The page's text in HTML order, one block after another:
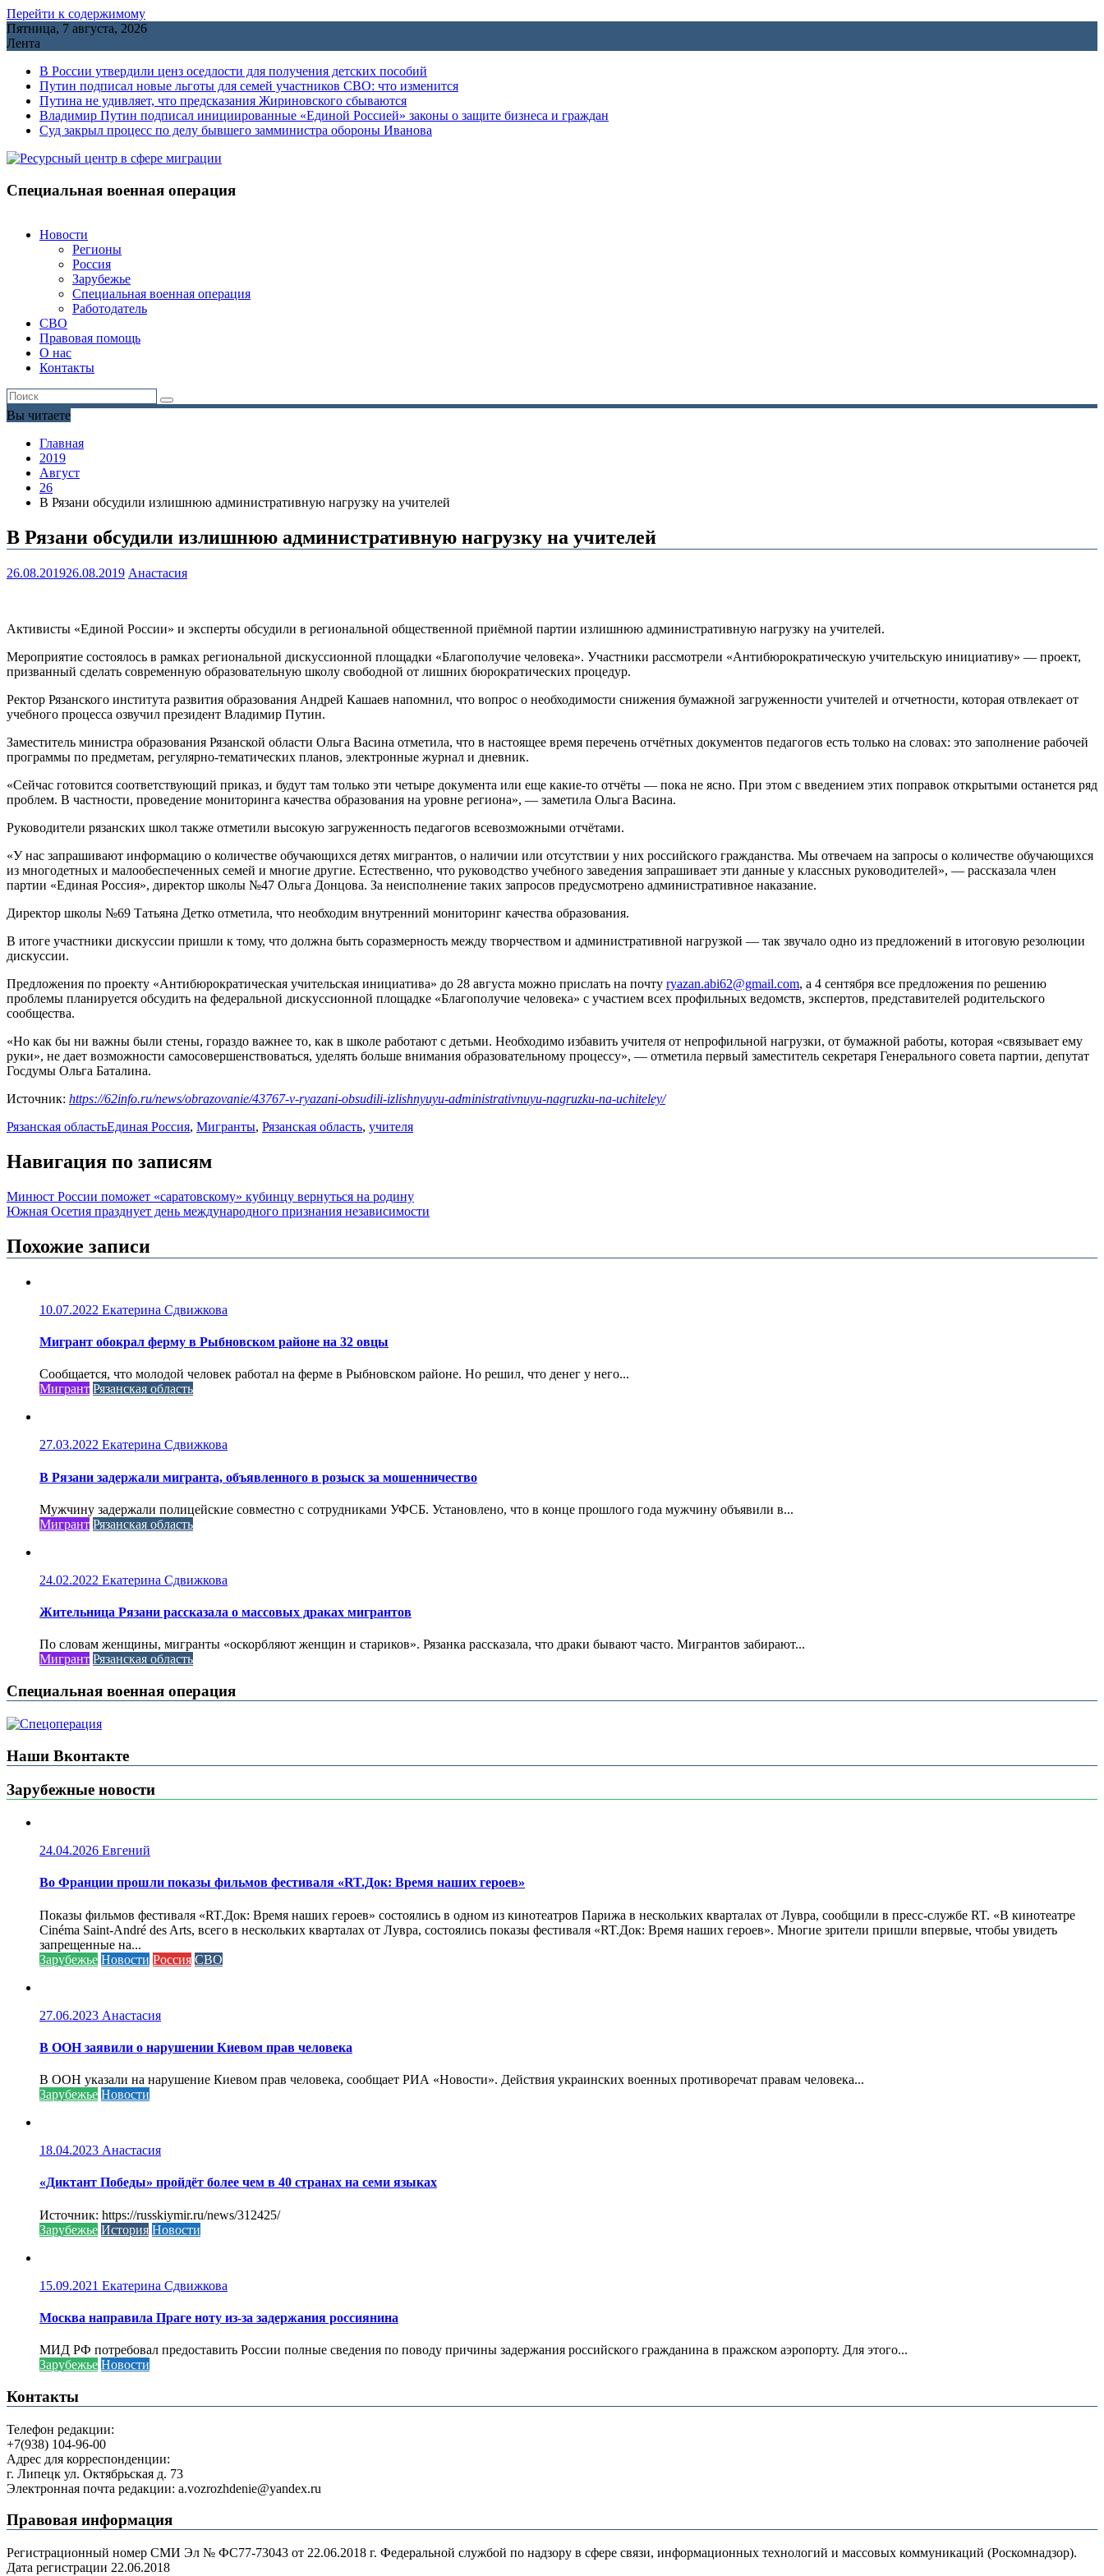
Перейти к содержимому
Пятница, 7 августа, 2026
Лента
В России утвердили ценз оседлости для получения детских пособий
Путин подписал новые льготы для семей участников СВО: что изменится
Путина не удивляет, что предсказания Жириновского сбываются
Владимир Путин подписал инициированные «Единой Россией» законы о защите бизнеса и граждан
Cуд закрыл процесс по делу бывшего замминистра обороны Иванова
Специальная военная операция
Новости
Регионы
Россия
Зарубежье
Специальная военная операция
Работодатель
СВО
Правовая помощь
О нас
Контакты
Вы читаете
Главная
2019
Август
26
В Рязани обсудили излишнюю административную нагрузку на учителей
В Рязани обсудили излишнюю административную нагрузку на учителей
26.08.201926.08.2019 Анастасия
Активисты «Единой России» и эксперты обсудили в региональной общественной приёмной партии излишнюю административную нагрузку на учителей.
Мероприятие состоялось в рамках региональной дискуссионной площадки «Благополучие человека». Участники рассмотрели «Антибюрократическую учительскую инициативу» — проект,
призванный сделать современную образовательную школу свободной от лишних бюрократических процедур.
Ректор Рязанского института развития образования Андрей Кашаев напомнил, что вопрос о необходимости снижения бумажной загруженности учителей и отчетности, которая отвлекает от
учебного процесса озвучил президент Владимир Путин.
Заместитель министра образования Рязанской области Ольга Васина отметила, что в настоящее время перечень отчётных документов педагогов есть только на словах: это заполнение рабочей
программы по предметам, регулярно-тематических планов, электронные журнал и дневник.
«Сейчас готовится соответствующий приказ, и будут там только эти четыре документа или еще какие-то отчёты — пока не ясно. При этом с введением этих поправок открытыми останется ряд
проблем. В частности, проведение мониторинга качества образования на уровне региона», — заметила Ольга Васина.
Руководители рязанских школ также отметили высокую загруженность педагогов всевозможными отчётами.
«У нас запрашивают информацию о количестве обучающихся детях мигрантов, о наличии или отсутствии у них российского гражданства. Мы отвечаем на запросы о количестве обучающихся
из многодетных и малообеспеченных семей и многие другие. Естественно, что руководство учебного заведения запрашивает эти данные у классных руководителей», — рассказала член
партии «Единая Россия», директор школы №47 Ольга Донцова. За неисполнение таких запросов предусмотрено административное наказание.
Директор школы №69 Татьяна Детко отметила, что необходим внутренний мониторинг качества образования.
В итоге участники дискуссии пришли к тому, что должна быть соразмерность между творчеством и административной нагрузкой — так звучало одно из предложений в итоговую резолюции
дискуссии.
Предложения по проекту «Антибюрократическая учительская инициатива» до 28 августа можно прислать на почту ryazan.abi62@gmail.com, а 4 сентября все предложения по решению
проблемы планируется обсудить на федеральной дискуссионной площадке «Благополучие человека» с участием всех профильных ведомств, экспертов, представителей родительского
сообщества.
«Но как бы ни важны были стены, гораздо важнее то, как в школе работают с детьми. Необходимо избавить учителя от непрофильной нагрузки, от бумажной работы, которая «связывает ему
руки», не дает возможности самосовершенствоваться, уделять больше внимания образовательному процессу», — отметила первый заместитель секретаря Генерального совета партии, депутат
Госдумы Ольга Баталина.
Источник: https://62info.ru/news/obrazovanie/43767-v-ryazani-obsudili-izlishnyuyu-administrativnuyu-nagruzku-na-uchiteley/
Рязанская областьЕдиная Россия, Мигранты, Рязанская область, учителя
Навигация по записям
Минюст России поможет «саратовскому» кубинцу вернуться на родину
Южная Осетия празднует день международного признания независимости
Похожие записи
10.07.2022 Екатерина Сдвижкова
Мигрант обокрал ферму в Рыбновском районе на 32 овцы
Сообщается, что молодой человек работал на ферме в Рыбновском районе. Но решил, что денег у него...
Мигрант Рязанская область
27.03.2022 Екатерина Сдвижкова
В Рязани задержали мигранта, объявленного в розыск за мошенничество
Мужчину задержали полицейские совместно с сотрудниками УФСБ. Установлено, что в конце прошлого года мужчину объявили в...
Мигрант Рязанская область
24.02.2022 Екатерина Сдвижкова
Жительница Рязани рассказала о массовых драках мигрантов
По словам женщины, мигранты «оскорбляют женщин и стариков». Рязанка рассказала, что драки бывают часто. Мигрантов забирают...
Мигрант Рязанская область
Специальная военная операция
Наши Вконтакте
Зарубежные новости
24.04.2026 Евгений
Во Франции прошли показы фильмов фестиваля «RT.Док: Время наших героев»
Показы фильмов фестиваля «RT.Док: Время наших героев» состоялись в одном из кинотеатров Парижа в нескольких кварталах от Лувра, сообщили в пресс-службе RT. «В кинотеатре
Cinéma Saint-André des Arts, всего в нескольких кварталах от Лувра, состоялись показы фестиваля «RT.Док: Время наших героев». Многие зрители пришли впервые, чтобы увидеть
запрещенные на...
Зарубежье Новости Россия СВО
27.06.2023 Анастасия
В ООН заявили о нарушении Киевом прав человека
В ООН указали на нарушение Киевом прав человека, сообщает РИА «Новости». Действия украинских военных противоречат правам человека...
Зарубежье Новости
18.04.2023 Анастасия
«Диктант Победы» пройдёт более чем в 40 странах на семи языках
Источник: https://russkiymir.ru/news/312425/
Зарубежье История Новости
15.09.2021 Екатерина Сдвижкова
Москва направила Праге ноту из-за задержания россиянина
МИД РФ потребовал предоставить России полные сведения по поводу причины задержания российского гражданина в пражском аэропорту. Для этого...
Зарубежье Новости
Контакты
Телефон редакции:
+7(938) 104-96-00
Адрес для корреспонденции:
г. Липецк ул. Октябрьская д. 73
Электронная почта редакции: a.vozrozhdenie@yandex.ru
Правовая информация
Регистрационный номер СМИ Эл № ФС77-73043 от 22.06.2018 г. Федеральной службой по надзору в сфере связи, информационных технологий и массовых коммуникаций (Роскомнадзор).
Дата регистрации 22.06.2018